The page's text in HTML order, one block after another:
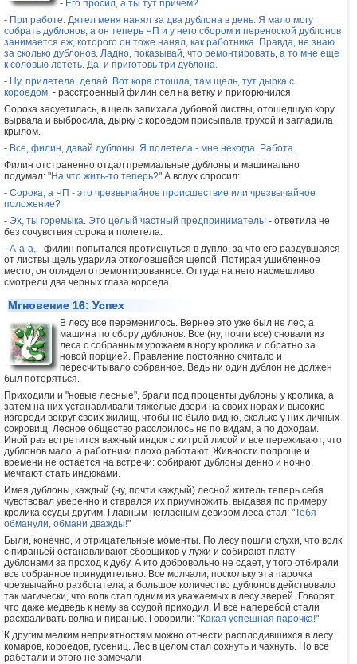
- Его просил, а ты тут причем?
- При работе. Дятел меня нанял за два дублона в день. Я мало могу
собрать дублонов, а он теперь ЧП и у него сбором и переноской дублонов
занимается еж, которого он тоже нанял, как работника. Правда, не знаю
за сколько дублонов. Ладно, показывай, что ремонтировать, а то мне еще
к соловью лететь. Да, и приготовь три дублона.
- Ну, прилетела, делай. Вот кора отошла, там щель, тут дырка с
короедом, - расстроенный филин сел на ветку и пригорюнился.
Сорока засуетилась, в щель запихала дубовой листвы, отошедшую кору
вырвала и выбросила, дырку с короедом присыпала трухой и загладила
крылом.
- Все, филин, давай дублоны. Я полетела - мне некогда. Работа.
Филин отстраненно отдал премиальные дублоны и машинально
подумал: "На что жить-то теперь?" А вслух спросил:
- Сорока, а ЧП - это чрезвычайное происшествие или чрезвычайное
положение?
- Эх, ты горемыка. Это целый частный предприниматель! - ответила не
без сочувствия сорока и полетела.
- А-а-а, - филин попытался протиснуться в дупло, за что его раздувшаяся
от листвы щель ударила отколовшейся щепой. Потирая ушибленное
место, он оглядел отремонтированное. Оттуда на него насмешливо
смотрели два черных глаза короеда.
Мгновение 16: Успех
В лесу все переменилось. Вернее это уже был не лес, а
машина по сбору дублонов. Все (ну, почти все) сновали из
леса с собранным урожаем в нору кролика и обратно за
новой порцией. Правление постоянно считало и
пересчитывало собранное. Ведь ни один дублон не должен
был потеряться.
Приходили и "новые лесные", брали под проценты дублоны у кролика, а
затем на них устанавливали тяжелые двери на своих норах и высокие
изгороди вокруг своих жилищ, чтобы не было видно, сколько у них личных
сокровищ. Лесное общество расслоилось не по видам, а по доходам.
Иной раз встретится важный индюк с хитрой лисой и все переживают, что
дублонов мало, а работники плохо работают. Живности попроще и
времени не остается на встречи: собирают дублоны денно и ночно,
мечтают стать индюками.
Имея дублоны, каждый (ну, почти каждый) лесной житель теперь себя
чувствовал уверенно и старался их приумножить, выдавая по примеру
кролика ссуды другим. Главным негласным девизом леса стал: "Тебя
обманули, обмани дважды!"
Были, конечно, и отрицательные моменты. По лесу пошли слухи, что волк
с пираньей останавливают сборщиков у лужи и собирают плату
дублонами за проход к дубу. А кто добровольно не сдает, у того отбирали
все собранное принудительно. Все молчали, поскольку эта парочка
чрезвычайно разбогатела, а большое количество дублонов действовало
так магически, что волк стал одним из уважаемых в лесу зверей. Говорят,
что даже медведь к нему за ссудой приходил. И все наперебой стали
расхваливать волка и пиранью. Говорили: "Какая успешная парочка!"
К другим мелким неприятностям можно отнести расплодившихся в лесу
комаров, короедов, гусениц. Лес в целом стал сохнуть и чахнуть. Но все
работали и этого не замечали.